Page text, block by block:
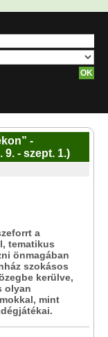
-
- szept. 1.)
a
tematikus
önmagában
szokásos
kerülve,
olyan
mint